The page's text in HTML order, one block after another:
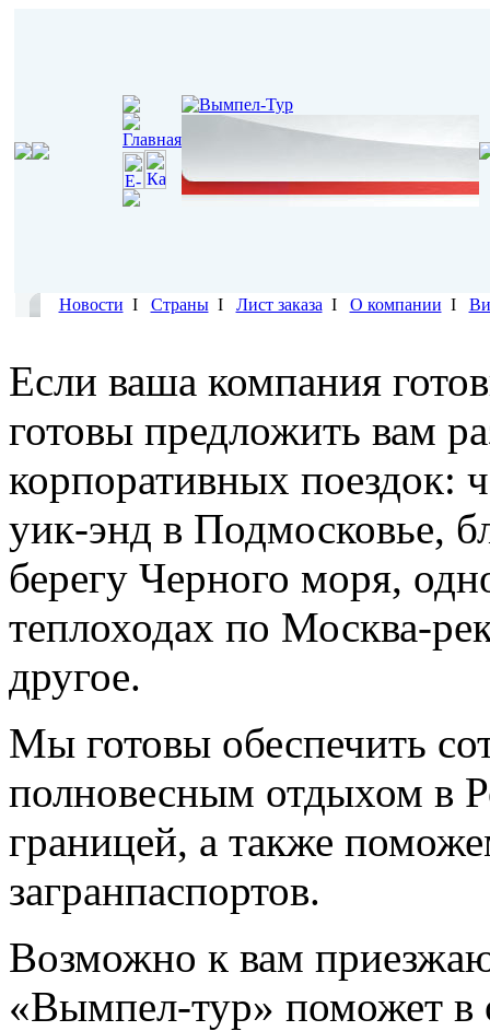
Новости I СтраныI Лист заказа I О компании I
Если ваша компания
готовы предложить вам
корпоративных поездок:
уик-энд в Подмосковье,
берегу Черного моря,
теплоходах по Москва-
другое.
Мы готовы обеспечить
полновесным отдыхом в
границей, а также
загранпаспортов.
Возможно к вам
«Вымпел-тур» поможет